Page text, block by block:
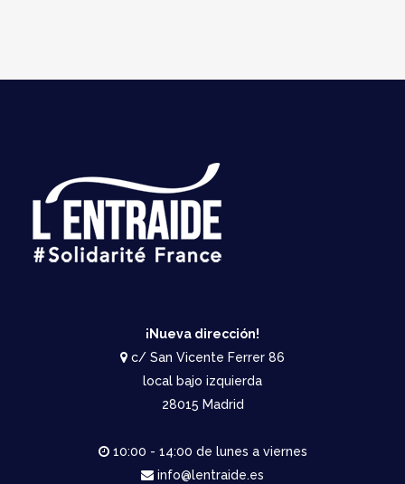
¡Nueva dirección!
c/ San Vicente Ferrer 86
local bajo izquierda
28015 Madrid
10:00 - 14:00 de lunes a viernes
info@lentraide.es